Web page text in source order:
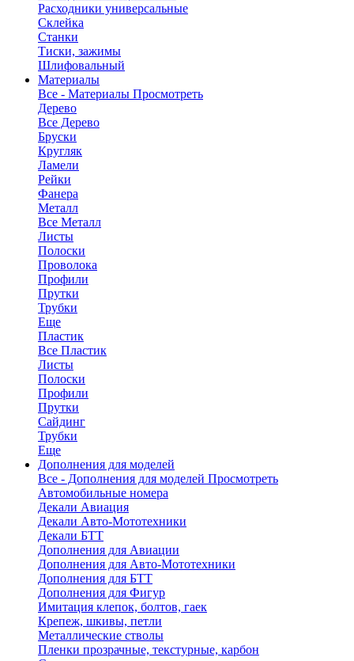
Расходники универсальные
Склейка
Станки
Тиски, зажимы
Шлифовальный
Материалы
Все - Материалы Просмотреть
Дерево
Все Дерево
Бруски
Кругляк
Ламели
Рейки
Фанера
Металл
Все Металл
Листы
Полоски
Проволока
Профили
Прутки
Трубки
Еще
Пластик
Все Пластик
Листы
Полоски
Профили
Прутки
Сайдинг
Трубки
Еще
Дополнения для моделей
Все - Дополнения для моделей Просмотреть
Автомобильные номера
Декали Авиация
Декали Авто-Мототехники
Декали БТТ
Дополнения для Авиации
Дополнения для Авто-Мототехники
Дополнения для БТТ
Дополнения для Фигур
Имитация клепок, болтов, гаек
Крепеж, шкивы, петли
Металлические стволы
Пленки прозрачные, текстурные, карбон